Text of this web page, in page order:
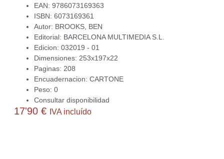
EAN: 9786073169363
ISBN: 6073169361
Autor: BROOKS, BEN
Editorial: BARCELONA MULTIMEDIA S.L.
Edicion: 032019 - 01
Dimensiones: 253x197x22
Paginas: 208
Encuadernacion: CARTONE
Peso: 0
Consultar disponibilidad
17'90 € IVA incluído